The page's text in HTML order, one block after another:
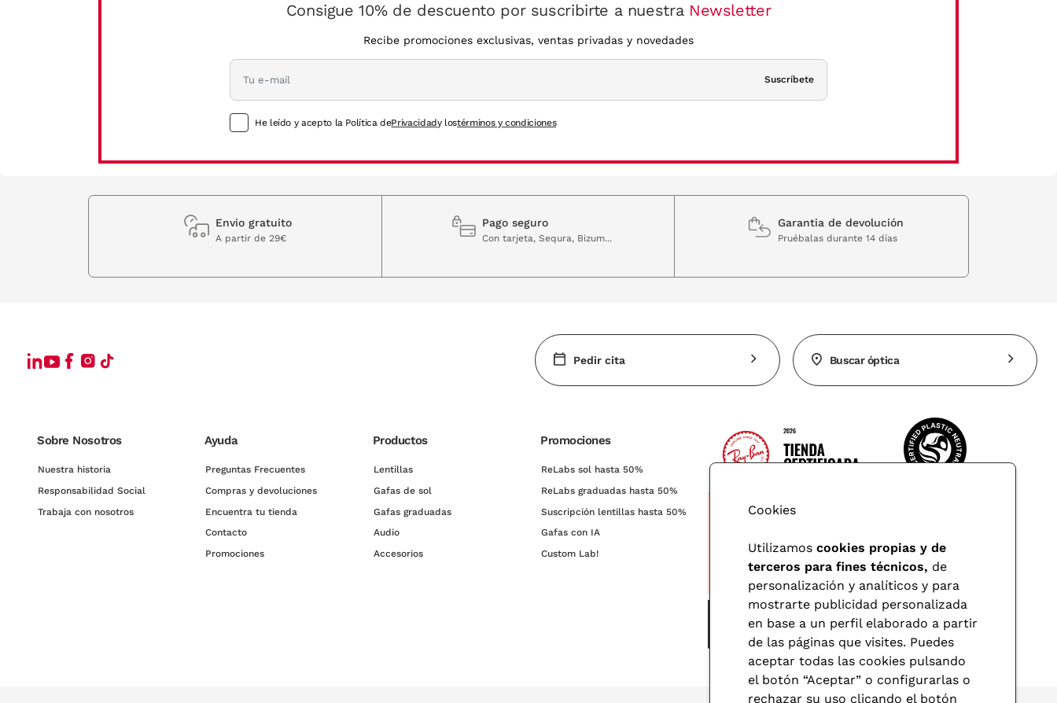
Consigue 10% de descuento por suscribirte a nuestra Newsletter
Recibe promociones exclusivas, ventas privadas y novedades
Suscríbete
He leído y acepto la Política dePrivacidady lostérminos y condiciones
Envio gratuito
A partir de 29€
Pago seguro
Con tarjeta, Sequra, Bizum...
Garantia de devolución
Pruébalas durante 14 días
Pedir cita Buscar óptica
Sobre Nosotros
Nuestra historia
Responsabilidad Social
Trabaja con nosotros
Ayuda
Preguntas Frecuentes
Compras y devoluciones
Encuentra tu tienda
Contacto
Promociones
Productos
Lentillas
Gafas de sol
Gafas graduadas
Audio
Accesorios
Promociones
ReLabs sol hasta 50%
ReLabs graduadas hasta 50%
Suscripción lentillas hasta 50%
Gafas con IA
Custom Lab!
Cookies
Utilizamos cookies propias y de
terceros para fines técnicos, de
personalización y analíticos y para
mostrarte publicidad personalizada
en base a un perfil elaborado a partir
de las páginas que visites. Puedes
aceptar todas las cookies pulsando
el botón “Aceptar” o configurarlas o
rechazar su uso clicando el botón